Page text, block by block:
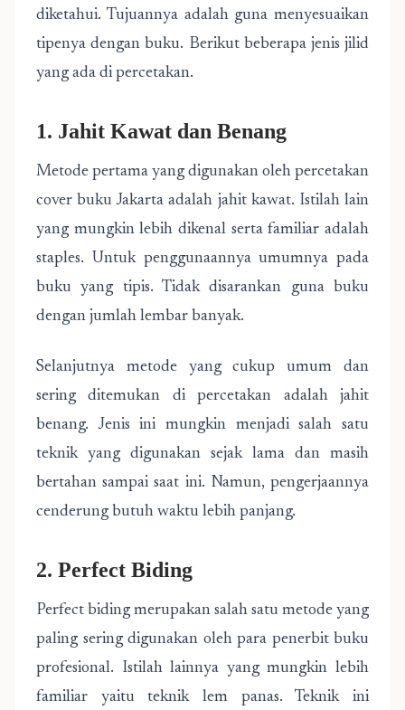
diketahui. Tujuannya adalah guna menyesuaikan
tipenya dengan buku. Berikut beberapa jenis jilid
yang ada di percetakan.
1. Jahit Kawat dan Benang
Metode pertama yang digunakan oleh percetakan
cover buku Jakarta adalah jahit kawat. Istilah lain
yang mungkin lebih dikenal serta familiar adalah
staples. Untuk penggunaannya umumnya pada
buku yang tipis. Tidak disarankan guna buku
dengan jumlah lembar banyak.
Selanjutnya metode yang cukup umum dan
sering ditemukan di percetakan adalah jahit
benang. Jenis ini mungkin menjadi salah satu
teknik yang digunakan sejak lama dan masih
bertahan sampai saat ini. Namun, pengerjaannya
cenderung butuh waktu lebih panjang.
2. Perfect Biding
Perfect biding merupakan salah satu metode yang
paling sering digunakan oleh para penerbit buku
profesional. Istilah lainnya yang mungkin lebih
familiar yaitu teknik lem panas. Teknik ini